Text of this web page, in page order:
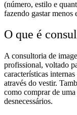
(número, estilo e
fazendo gastar menos
O que é
A consultoria de
profissional, voltado
características
através do vestir.
como comprar de
desnecessários.